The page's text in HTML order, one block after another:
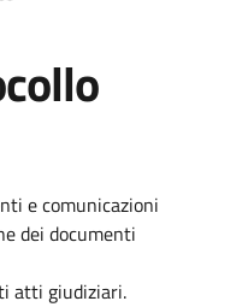
e comunicazioni
dei documenti
atti giudiziari.